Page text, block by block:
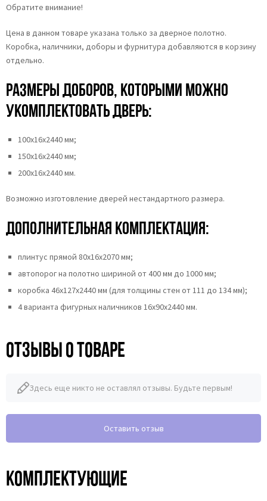
Обратите внимание!
Цена в данном товаре указана только за дверное полотно.
Коробка, наличники, доборы и фурнитура добавляются в корзину
отдельно.
Размеры доборов, которыми можно
укомплектовать дверь:
100х16х2440 мм;
150х16х2440 мм;
200х16х2440 мм.
Возможно изготовление дверей нестандартного размера.
Дополнительная комплектация:
плинтус прямой 80х16х2070 мм;
автопорог на полотно шириной от 400 мм до 1000 мм;
коробка 46x127x2440 мм (для толщины стен от 111 до 134 мм);
4 варианта фигурных наличников 16х90х2440 мм.
Отзывы о товаре
Здесь еще никто не оставлял отзывы. Будьте первым!
Оставить отзыв
Комплектующие